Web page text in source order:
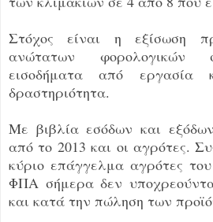
Στόχος είναι η εξίσωση
ανώτατων φορολογικών
εισοδήματα από εργασία
δραστηριότητα.
Με βιβλία εσόδων και
από το 2013 και οι αγρότες.
κύριο επάγγελμα αγρότες του
ΦΠΑ σήμερα δεν
και κατά την πώληση των